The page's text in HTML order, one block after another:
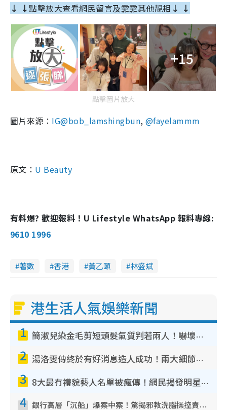
↓ ↓點擊放大查看網民留言及霏霏其他靚相 ↓ ↓
+15
點擊圖片放大
圖片來源： IG@bob_lamshingbun,@fayelammm
原文： U Beauty
有料爆? 歡迎報料！U Lifestyle WhatsApp 報料專線:
9610 1996
著數 香港 黃乙頤 林盛斌
港生活人氣娛樂新聞
1 簡淑兒染金毛剪短頭髮氣質判若兩人！嚇壞老公麥大力都認唔出：「你做咩事？」
2 湯洛雯傳終於有好消息造人成功！兩大細節曝孕味極濃惹猜測：大肚婆先會咁！
3 8大最冇禮貌藝人名單被瘋傳！網民揭發明星真面目 一致數臭呢位係無品天花板？
4 銀行高層「沉船」爆案中案！驚揭邪教洗腦操控賣淫被吞600萬 幕後黑手講多錯多